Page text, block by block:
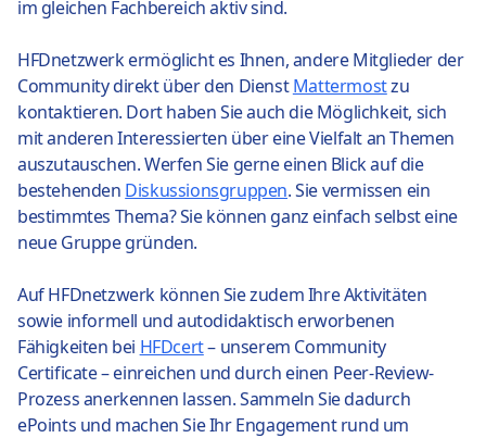
im gleichen Fachbereich aktiv sind.
HFDnetzwerk ermöglicht es Ihnen, andere Mitglieder der
Community direkt über den DienstMattermostzu
kontaktieren. Dort haben Sie auch die Möglichkeit, sich
mit anderen Interessierten über eine Vielfalt an Themen
auszutauschen. Werfen Sie gerne einen Blick auf die
bestehenden Diskussionsgruppen. Sie vermissen ein
bestimmtes Thema? Sie können ganz einfach selbst eine
neue Gruppe gründen.
Auf HFDnetzwerk können Sie zudem Ihre Aktivitäten
sowie informell und autodidaktisch erworbenen
Fähigkeiten bei HFDcert– unserem Community
Certificate – einreichen und durch einen Peer-Review-
Prozess anerkennen lassen. Sammeln Sie dadurch
ePoints und machen Sie Ihr Engagement rund um